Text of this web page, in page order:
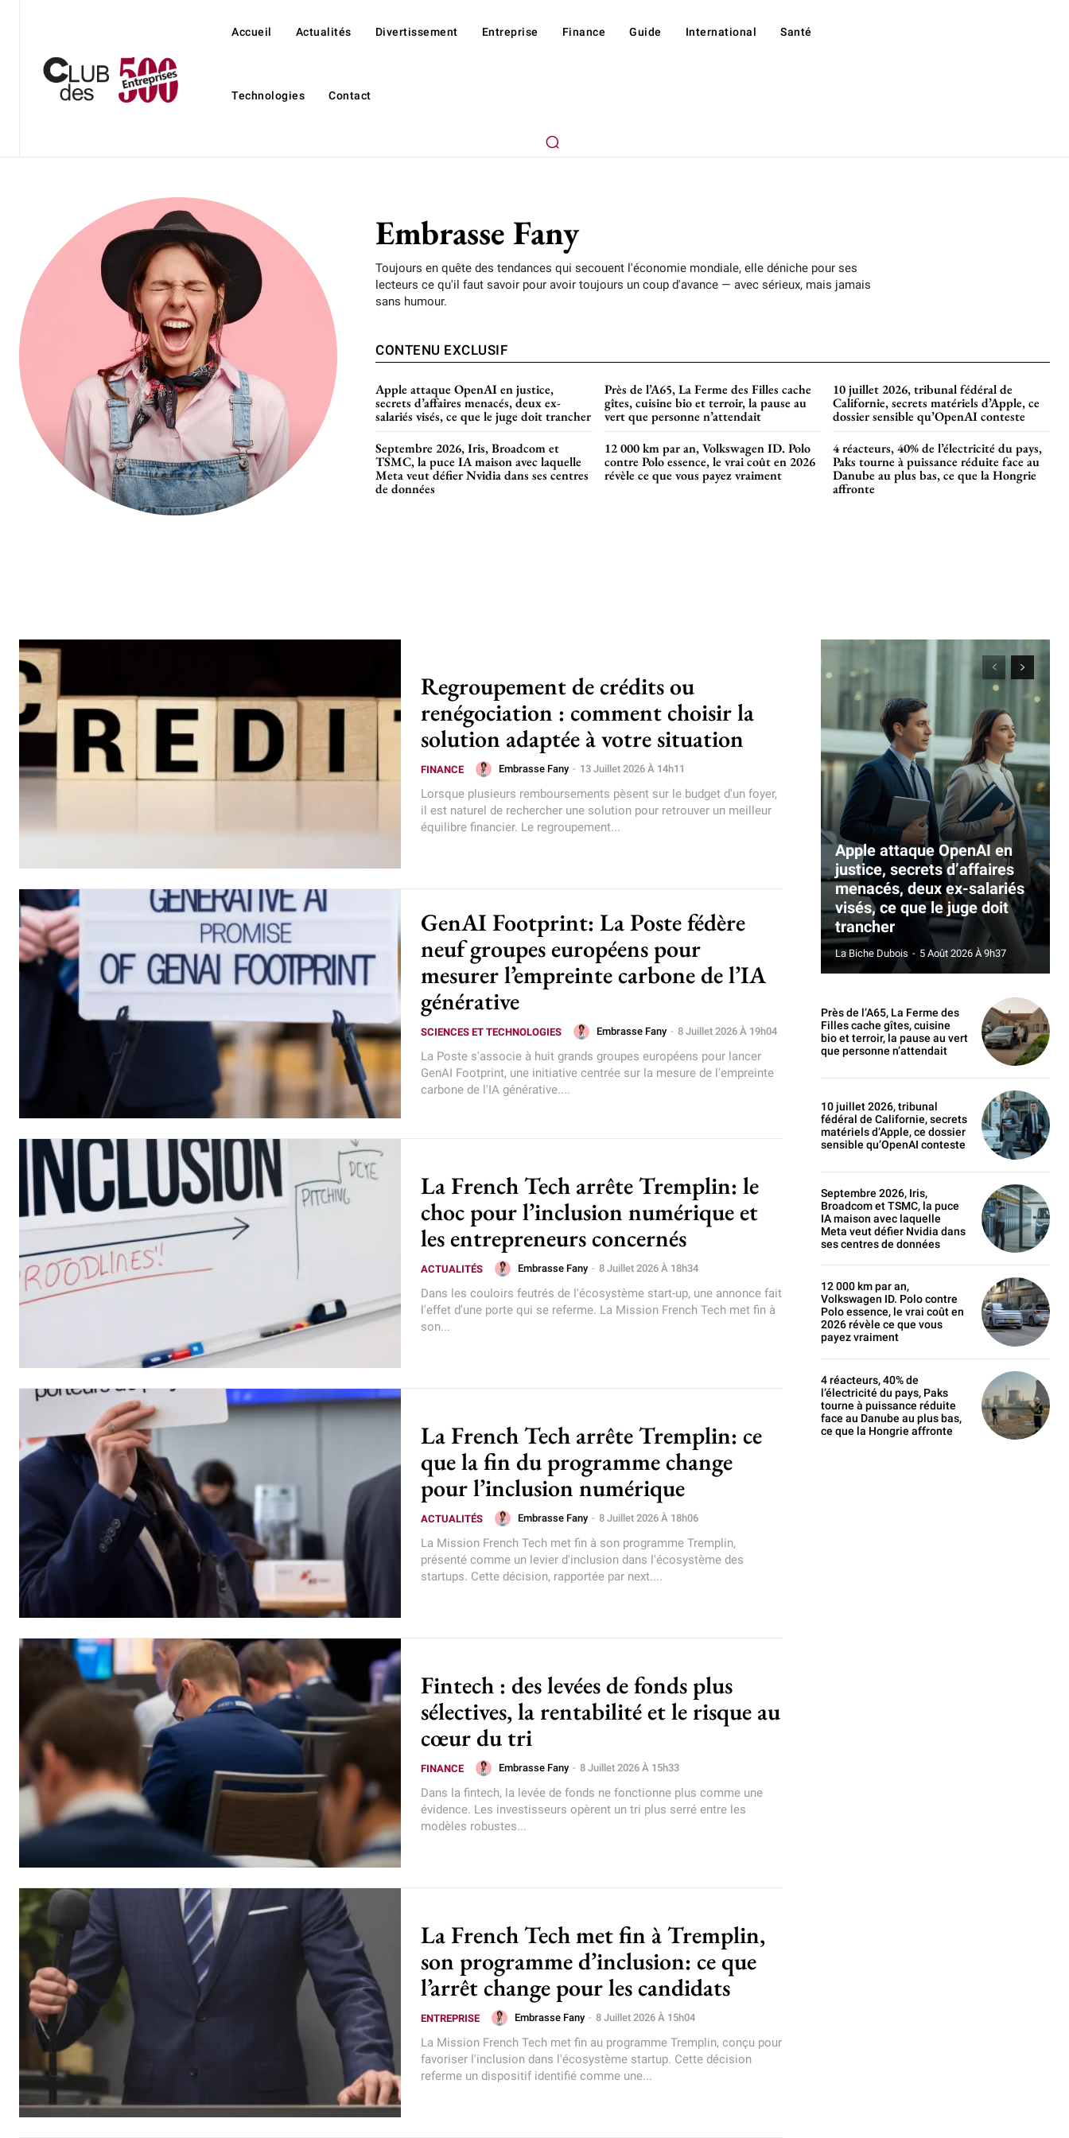
Accueil Actualités Divertissement Entreprise Finance Guide International Santé
Technologies Contact
Embrasse Fany
Toujours en quête des tendances qui secouent l'économie mondiale, elle déniche pour ses
lecteurs ce qu'il faut savoir pour avoir toujours un coup d'avance — avec sérieux, mais jamais
sans humour.
CONTENU EXCLUSIF
Apple attaque OpenAI en justice,
secrets d’affaires menacés, deux ex-
salariés visés, ce que le juge doit trancher
Près de l’A65, La Ferme des Filles cache
gîtes, cuisine bio et terroir, la pause au
vert que personne n’attendait
10 juillet 2026, tribunal fédéral de
Californie, secrets matériels d’Apple, ce
dossier sensible qu’OpenAI conteste
Septembre 2026, Iris, Broadcom et
TSMC, la puce IA maison avec laquelle
Meta veut défier Nvidia dans ses centres
de données
12 000 km par an, Volkswagen ID. Polo
contre Polo essence, le vrai coût en 2026
révèle ce que vous payez vraiment
4 réacteurs, 40% de l’électricité du pays,
Paks tourne à puissance réduite face au
Danube au plus bas, ce que la Hongrie
affronte
Regroupement de crédits ou
renégociation : comment choisir la
solution adaptée à votre situation
FINANCE Embrasse Fany - 13 Juillet 2026 À 14h11
Lorsque plusieurs remboursements pèsent sur le budget d'un foyer,
il est naturel de rechercher une solution pour retrouver un meilleur
équilibre financier. Le regroupement...
GenAI Footprint: La Poste fédère
neuf groupes européens pour
mesurer l’empreinte carbone de l’IA
générative
SCIENCES ET TECHNOLOGIES Embrasse Fany - 8 Juillet 2026 À 19h04
La Poste s'associe à huit grands groupes européens pour lancer
GenAI Footprint, une initiative centrée sur la mesure de l'empreinte
carbone de l'IA générative....
La French Tech arrête Tremplin: le
choc pour l’inclusion numérique et
les entrepreneurs concernés
ACTUALITÉS Embrasse Fany - 8 Juillet 2026 À 18h34
Dans les couloirs feutrés de l'écosystème start-up, une annonce fait
l'effet d'une porte qui se referme. La Mission French Tech met fin à
son...
La French Tech arrête Tremplin: ce
que la fin du programme change
pour l’inclusion numérique
ACTUALITÉS Embrasse Fany - 8 Juillet 2026 À 18h06
La Mission French Tech met fin à son programme Tremplin,
présenté comme un levier d'inclusion dans l'écosystème des
startups. Cette décision, rapportée par next....
Fintech : des levées de fonds plus
sélectives, la rentabilité et le risque au
cœur du tri
FINANCE Embrasse Fany - 8 Juillet 2026 À 15h33
Dans la fintech, la levée de fonds ne fonctionne plus comme une
évidence. Les investisseurs opèrent un tri plus serré entre les
modèles robustes...
La French Tech met fin à Tremplin,
son programme d’inclusion: ce que
l’arrêt change pour les candidats
ENTREPRISE Embrasse Fany - 8 Juillet 2026 À 15h04
La Mission French Tech met fin au programme Tremplin, conçu pour
favoriser l'inclusion dans l'écosystème startup. Cette décision
referme un dispositif identifié comme une...
Apple attaque OpenAI en
justice, secrets d’affaires
menacés, deux ex-salariés
visés, ce que le juge doit
trancher
La Biche Dubois - 5 Août 2026 À 9h37
Près de l’A65, La Ferme des
Filles cache gîtes, cuisine
bio et terroir, la pause au vert
que personne n’attendait
10 juillet 2026, tribunal
fédéral de Californie, secrets
matériels d’Apple, ce dossier
sensible qu’OpenAI conteste
Septembre 2026, Iris,
Broadcom et TSMC, la puce
IA maison avec laquelle
Meta veut défier Nvidia dans
ses centres de données
12 000 km par an,
Volkswagen ID. Polo contre
Polo essence, le vrai coût en
2026 révèle ce que vous
payez vraiment
4 réacteurs, 40% de
l’électricité du pays, Paks
tourne à puissance réduite
face au Danube au plus bas,
ce que la Hongrie affronte